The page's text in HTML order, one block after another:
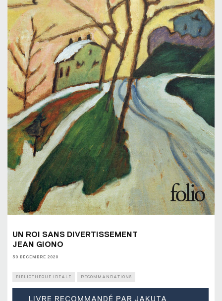
UN ROI SANS DIVERTISSEMENT
JEAN GIONO
30 DÉCEMBRE 2020
BIBLIOTHEQUE IDÉALE RECOMMANDATIONS
LIVRE RECOMMANDÉ PAR JAKUTA